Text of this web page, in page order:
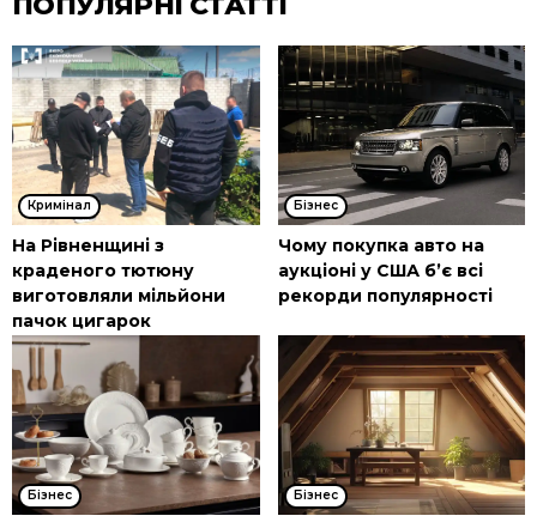
Кримінал
На Рівненщині з
краденого тютюну
виготовляли мільйони
пачок цигарок
Бізнес
Чому покупка авто на
аукціоні у США б’є всі
рекорди популярності
Бізнес Бізнес